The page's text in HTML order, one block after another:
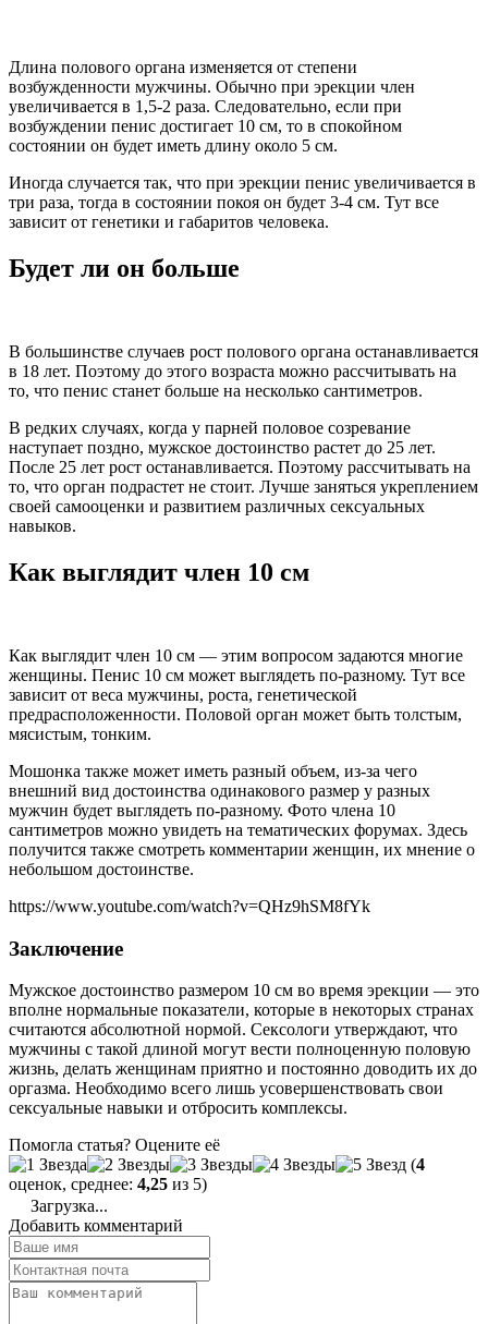
Длина полового органа изменяется от степени
возбужденности мужчины. Обычно при эрекции член
увеличивается в 1,5-2 раза. Следовательно, если при
возбуждении пенис достигает 10 см, то в спокойном
состоянии он будет иметь длину около 5 см.
Иногда случается так, что при эрекции пенис увеличивается в
три раза, тогда в состоянии покоя он будет 3-4 см. Тут все
зависит от генетики и габаритов человека.
Будет ли он больше
В большинстве случаев рост полового органа останавливается
в 18 лет. Поэтому до этого возраста можно рассчитывать на
то, что пенис станет больше на несколько сантиметров.
В редких случаях, когда у парней половое созревание
наступает поздно, мужское достоинство растет до 25 лет.
После 25 лет рост останавливается. Поэтому рассчитывать на
то, что орган подрастет не стоит. Лучше заняться укреплением
своей самооценки и развитием различных сексуальных
навыков.
Как выглядит член 10 см
Как выглядит член 10 см — этим вопросом задаются многие
женщины. Пенис 10 см может выглядеть по-разному. Тут все
зависит от веса мужчины, роста, генетической
предрасположенности. Половой орган может быть толстым,
мясистым, тонким.
Мошонка также может иметь разный объем, из-за чего
внешний вид достоинства одинакового размер у разных
мужчин будет выглядеть по-разному. Фото члена 10
сантиметров можно увидеть на тематических форумах. Здесь
получится также смотреть комментарии женщин, их мнение о
небольшом достоинстве.
https://www.youtube.com/watch?v=QHz9hSM8fYk
Заключение
Мужское достоинство размером 10 см во время эрекции — это
вполне нормальные показатели, которые в некоторых странах
считаются абсолютной нормой. Сексологи утверждают, что
мужчины с такой длиной могут вести полноценную половую
жизнь, делать женщинам приятно и постоянно доводить их до
оргазма. Необходимо всего лишь усовершенствовать свои
сексуальные навыки и отбросить комплексы.
Помогла статья? Оцените её
(4
оценок, среднее: 4,25 из 5)
Загрузка...
Добавить комментарий